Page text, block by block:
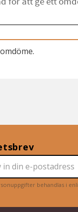
behandlas i